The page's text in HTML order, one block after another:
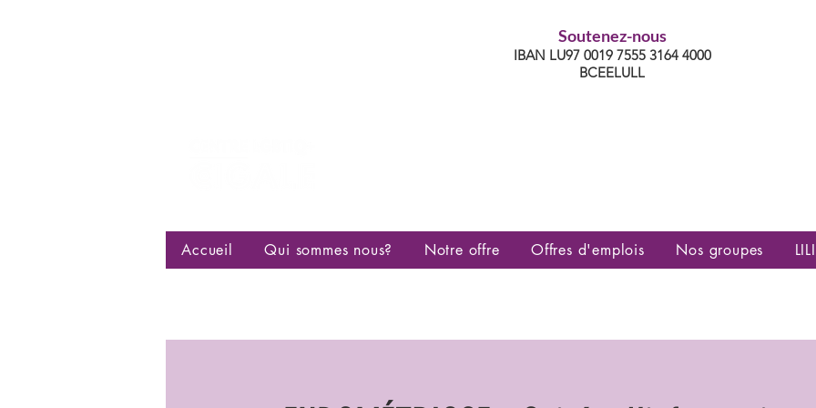
Soutenez-nous
IBAN LU97 0019 7555 3164 4000
BCEELULL
Accueil Qui sommes nous? Notre offre Offres d'emplois Nos groupes LILI